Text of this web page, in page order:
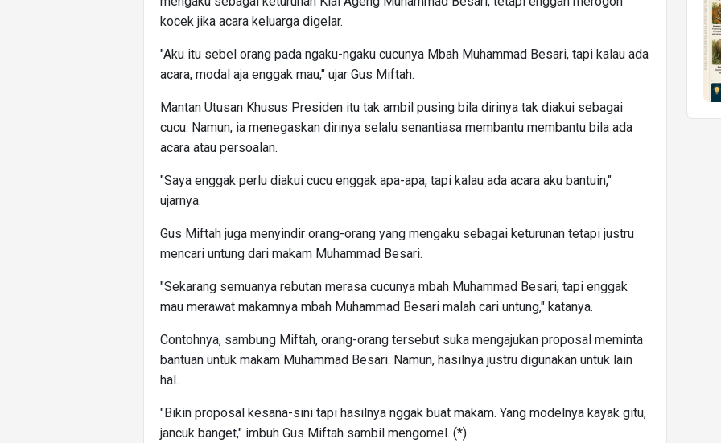
kocek jika acara keluarga digelar.
"Aku itu sebel orang pada ngaku-ngaku cucunya Mbah Muhammad Besari, tapi kalau ada
acara, modal aja enggak mau," ujar Gus Miftah.
Mantan Utusan Khusus Presiden itu tak ambil pusing bila dirinya tak diakui sebagai
cucu. Namun, ia menegaskan dirinya selalu senantiasa membantu membantu bila ada
acara atau persoalan.
"Saya enggak perlu diakui cucu enggak apa-apa, tapi kalau ada acara aku bantuin,"
ujarnya.
Gus Miftah juga menyindir orang-orang yang mengaku sebagai keturunan tetapi justru
mencari untung dari makam Muhammad Besari.
"Sekarang semuanya rebutan merasa cucunya mbah Muhammad Besari, tapi enggak
mau merawat makamnya mbah Muhammad Besari malah cari untung," katanya.
Contohnya, sambung Miftah, orang-orang tersebut suka mengajukan proposal meminta
bantuan untuk makam Muhammad Besari. Namun, hasilnya justru digunakan untuk lain
hal.
"Bikin proposal kesana-sini tapi hasilnya nggak buat makam. Yang modelnya kayak gitu,
jancuk banget," imbuh Gus Miftah sambil mengomel. (*)